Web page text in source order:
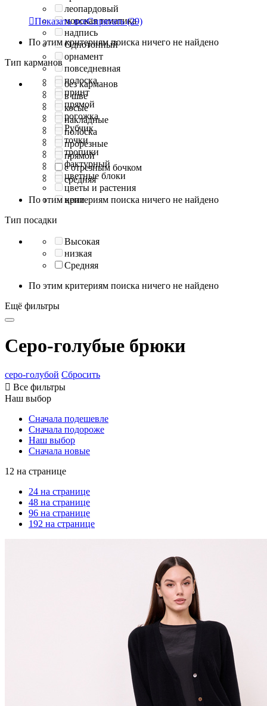
леопардовый
морская тематика
надпись
Однотонный
орнамент
повседневная
полоска
принт
прямой
рогожка
Рубчик
точки
тропики
фактурный
цветные блоки
цветы и растения
цепи
Показать всеСпрятать(29)
По этим критериям поиска ничего не найдено
Тип карманов
без карманов
в шве
косые
накладные
полоска
прорезные
прямой
с отрезным бочком
средняя
По этим критериям поиска ничего не найдено
Тип посадки
Высокая
низкая
Средняя
По этим критериям поиска ничего не найдено
Ещё фильтры
Серо-голубые брюки
серо-голубой Сбросить
 Все фильтры
Наш выбор
Сначала подешевле
Сначала подороже
Наш выбор
Сначала новые
12 на странице
24 на странице
48 на странице
96 на странице
192 на странице